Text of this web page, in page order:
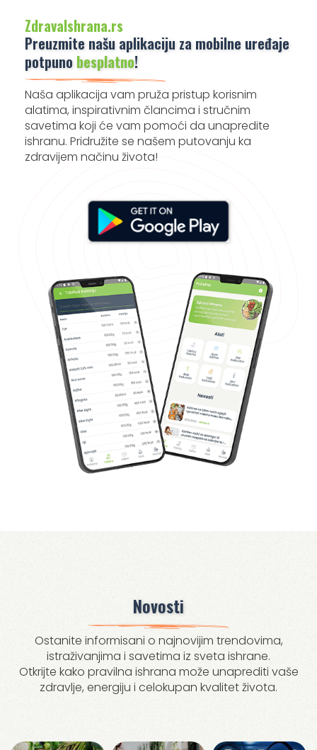
ZdravaIshrana.rs
Preuzmite našu aplikaciju za mobilne uređaje
potpuno besplatno!
Naša aplikacija vam pruža pristup korisnim
alatima, inspirativnim člancima i stručnim
savetima koji će vam pomoći da unapredite
ishranu. Pridružite se našem putovanju ka
zdravijem načinu života!
Novosti
Ostanite informisani o najnovijim trendovima,
istraživanjima i savetima iz sveta ishrane.
Otkrijte kako pravilna ishrana može unaprediti vaše
zdravlje, energiju i celokupan kvalitet života.